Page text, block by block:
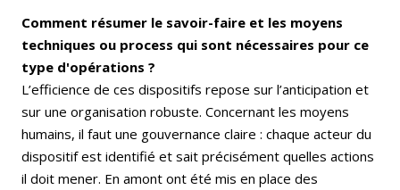
Comment résumer le savoir-faire et les moyens
techniques ou process qui sont nécessaires pour ce
type d'opérations ?
L’efficience de ces dispositifs repose sur l’anticipation et
sur une organisation robuste. Concernant les moyens
humains, il faut une gouvernance claire : chaque acteur du
dispositif est identifié et sait précisément quelles actions
il doit mener. En amont ont été mis en place des